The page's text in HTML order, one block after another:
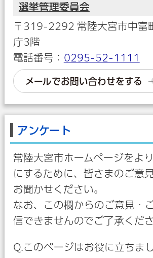
選挙管理委員会
〒319-2292 常陸大宮市中富
庁3階
電話番号： 0295-52-1111
メールでお問い合わせをする
アンケート
常陸大宮市ホームページをよ
にするために、皆さまのご意
お聞かせください。
なお、この欄からのご意見・
信できませんのでご了承くださ
Q.このページはお役に立ちま